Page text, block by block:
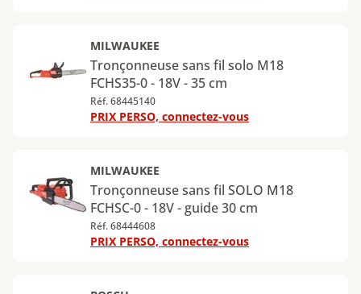
MILWAUKEE
Tronçonneuse sans fil solo M18
FCHS35-0 - 18V - 35 cm
Réf. 68445140
PRIX PERSO, connectez-vous
MILWAUKEE
Tronçonneuse sans fil SOLO M18
FCHSC-0 - 18V - guide 30 cm
Réf. 68444608
PRIX PERSO, connectez-vous